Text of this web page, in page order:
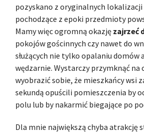
pozyskano z oryginalnych lokalizacji
pochodzące z epoki przedmioty
Mamy więc ogromną okazję zajrzeć
pokojów gościnnych czy nawet do
służących nie tylko opalaniu domów
wędzarnie. Wystarczy przymknąć na
wyobrazić sobie, że mieszkańcy wsi
sekundą opuścili pomieszczenia by
polu lub by nakarmić biegające po
Dla mnie największą chyba atrakcję